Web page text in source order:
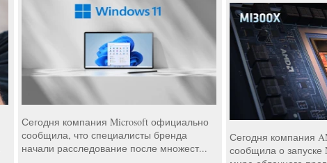
Сегодня компания Microsoft официально
сообщила, что специалисты бренда
начали расследование после множест...
Сегодня компания
сообщила о запуске